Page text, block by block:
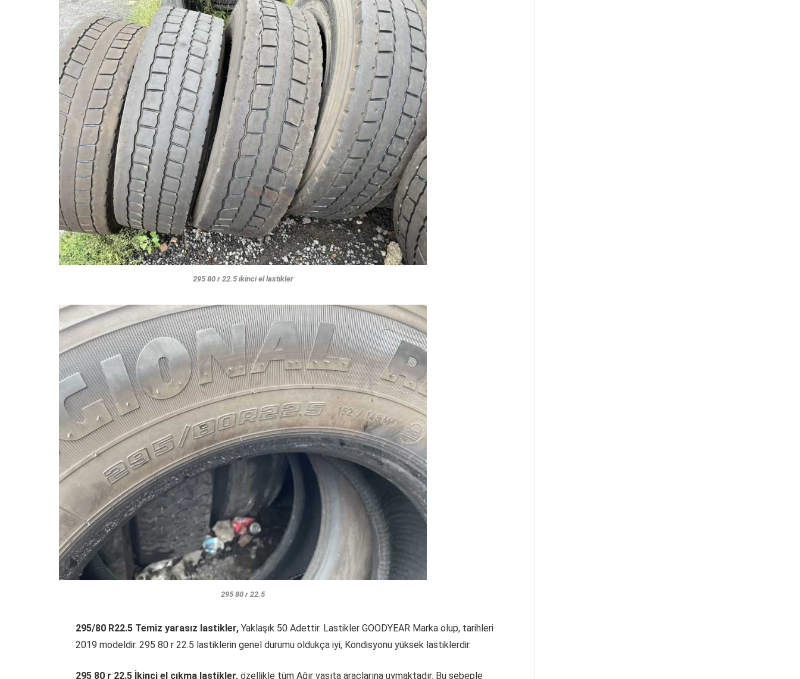
295 80 r 22.5 ikinci el lastikler
295 80 r 22.5
295/80 R22.5 Temiz yarasız lastikler, Yaklaşık 50 Adettir. Lastikler GOODYEAR Marka olup, tarihleri
2019 modeldir. 295 80 r 22.5 lastiklerin genel durumu oldukça iyi, Kondisyonu yüksek lastiklerdir.
295 80 r 22.5 İkinci el çıkma lastikler, özellikle tüm Ağır vasıta araçlarına uymaktadır. Bu sebeple